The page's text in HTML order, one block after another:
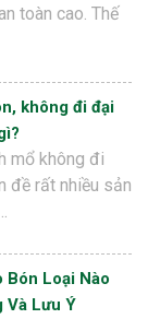
toàn cao. Thế
không đi đại
mổ không đi
đề rất nhiều sản
Bón Loại Nào
Và Lưu Ý